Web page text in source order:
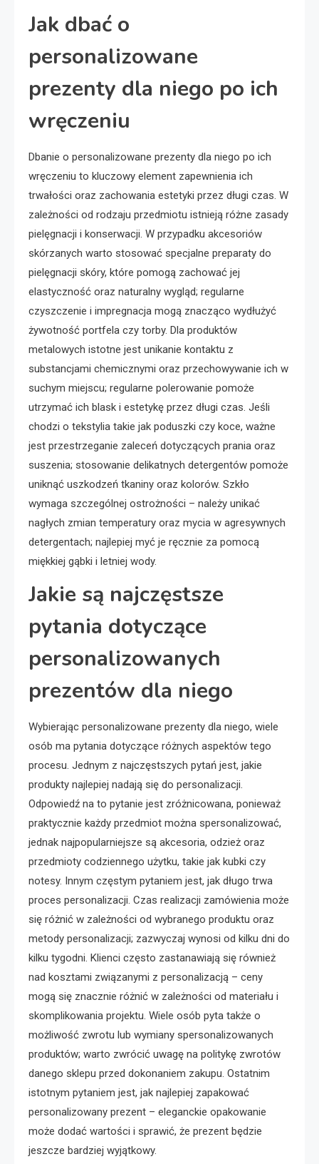
Jak dbać o
personalizowane
prezenty dla niego po ich
wręczeniu
Dbanie o personalizowane prezenty dla niego po ich
wręczeniu to kluczowy element zapewnienia ich
trwałości oraz zachowania estetyki przez długi czas. W
zależności od rodzaju przedmiotu istnieją różne zasady
pielęgnacji i konserwacji. W przypadku akcesoriów
skórzanych warto stosować specjalne preparaty do
pielęgnacji skóry, które pomogą zachować jej
elastyczność oraz naturalny wygląd; regularne
czyszczenie i impregnacja mogą znacząco wydłużyć
żywotność portfela czy torby. Dla produktów
metalowych istotne jest unikanie kontaktu z
substancjami chemicznymi oraz przechowywanie ich w
suchym miejscu; regularne polerowanie pomoże
utrzymać ich blask i estetykę przez długi czas. Jeśli
chodzi o tekstylia takie jak poduszki czy koce, ważne
jest przestrzeganie zaleceń dotyczących prania oraz
suszenia; stosowanie delikatnych detergentów pomoże
uniknąć uszkodzeń tkaniny oraz kolorów. Szkło
wymaga szczególnej ostrożności – należy unikać
nagłych zmian temperatury oraz mycia w agresywnych
detergentach; najlepiej myć je ręcznie za pomocą
miękkiej gąbki i letniej wody.
Jakie są najczęstsze
pytania dotyczące
personalizowanych
prezentów dla niego
Wybierając personalizowane prezenty dla niego, wiele
osób ma pytania dotyczące różnych aspektów tego
procesu. Jednym z najczęstszych pytań jest, jakie
produkty najlepiej nadają się do personalizacji.
Odpowiedź na to pytanie jest zróżnicowana, ponieważ
praktycznie każdy przedmiot można spersonalizować,
jednak najpopularniejsze są akcesoria, odzież oraz
przedmioty codziennego użytku, takie jak kubki czy
notesy. Innym częstym pytaniem jest, jak długo trwa
proces personalizacji. Czas realizacji zamówienia może
się różnić w zależności od wybranego produktu oraz
metody personalizacji; zazwyczaj wynosi od kilku dni do
kilku tygodni. Klienci często zastanawiają się również
nad kosztami związanymi z personalizacją – ceny
mogą się znacznie różnić w zależności od materiału i
skomplikowania projektu. Wiele osób pyta także o
możliwość zwrotu lub wymiany spersonalizowanych
produktów; warto zwrócić uwagę na politykę zwrotów
danego sklepu przed dokonaniem zakupu. Ostatnim
istotnym pytaniem jest, jak najlepiej zapakować
personalizowany prezent – eleganckie opakowanie
może dodać wartości i sprawić, że prezent będzie
jeszcze bardziej wyjątkowy.